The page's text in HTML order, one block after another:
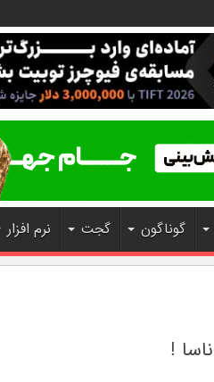
گوناگون گجت نرم افزار
!